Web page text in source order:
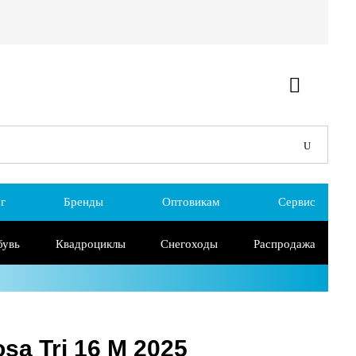
Бренды Оптовикам Сервис
Квадроциклы Снегоходы Распродажа
Tri 16 M 2025